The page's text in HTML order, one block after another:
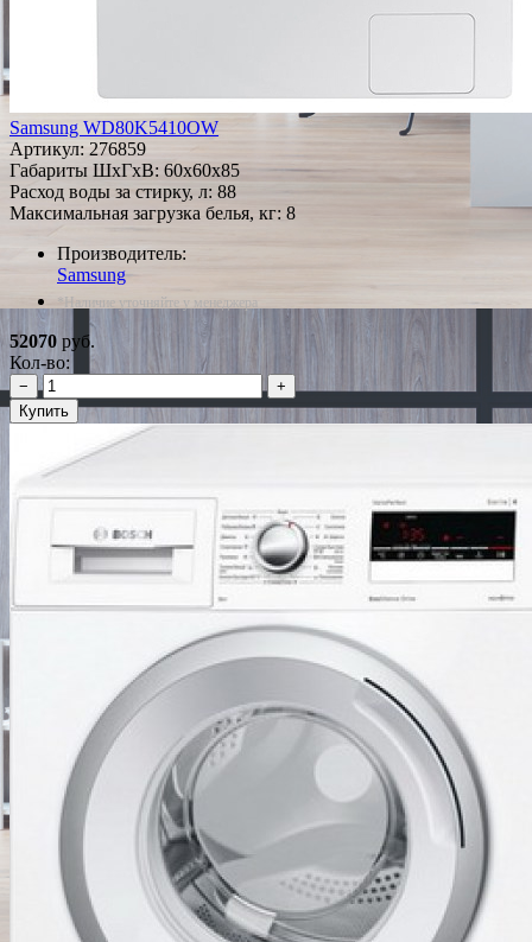
Samsung WD80K5410OW
Артикул: 276859
Габариты ШxГxВ: 60x60x85
Расход воды за стирку, л: 88
Максимальная загрузка белья, кг: 8
Производитель:
Samsung
*Наличие уточняйте у менеджера
52070 руб.
Кол-во:
−
+
Купить